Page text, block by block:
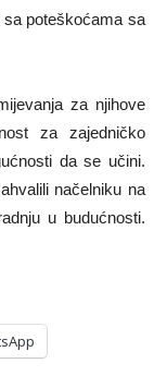
poteškoćama sa
za njihove
za zajedničko
da se učini.
načelniku na
u budućnosti.